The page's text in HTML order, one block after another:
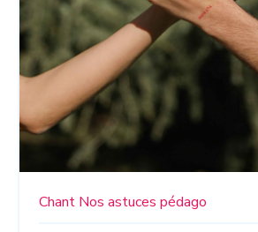
Chant Nos astuces pédago